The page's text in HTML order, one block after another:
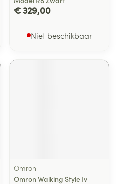
€ 329,00
Niet beschikbaar
Omron
Omron Walking Style Iv